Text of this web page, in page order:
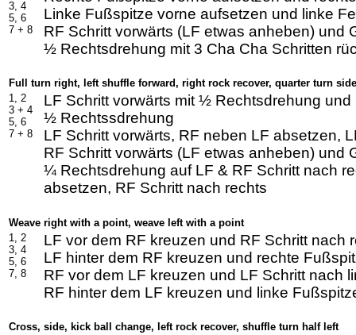
3, 4
5, 6
7 + 8
Linke Fußspitze vorne aufsetzen und linke
RF Schritt vorwärts (LF etwas anheben) und
½ Rechtsdrehung mit 3 Cha Cha Schritten
Full turn right, left shuffle forward, right rock recover, quarter turn
1, 2
3 + 4
5, 6
7 + 8
LF Schritt vorwärts mit ½ Rechtsdrehung und
½ Rechtssdrehung
LF Schritt vorwärts, RF neben LF absetzen,
RF Schritt vorwärts (LF etwas anheben) und
¼ Rechtsdrehung auf LF & RF Schritt nach
absetzen, RF Schritt nach rechts
Weave right with a point, weave left with a point
1, 2
3, 4
5, 6
7, 8
LF vor dem RF kreuzen und RF Schritt nach
LF hinter dem RF kreuzen und rechte
RF vor dem LF kreuzen und LF Schritt nach
RF hinter dem LF kreuzen und linke
Cross, side, kick ball change, left rock recover, shuffle turn half left